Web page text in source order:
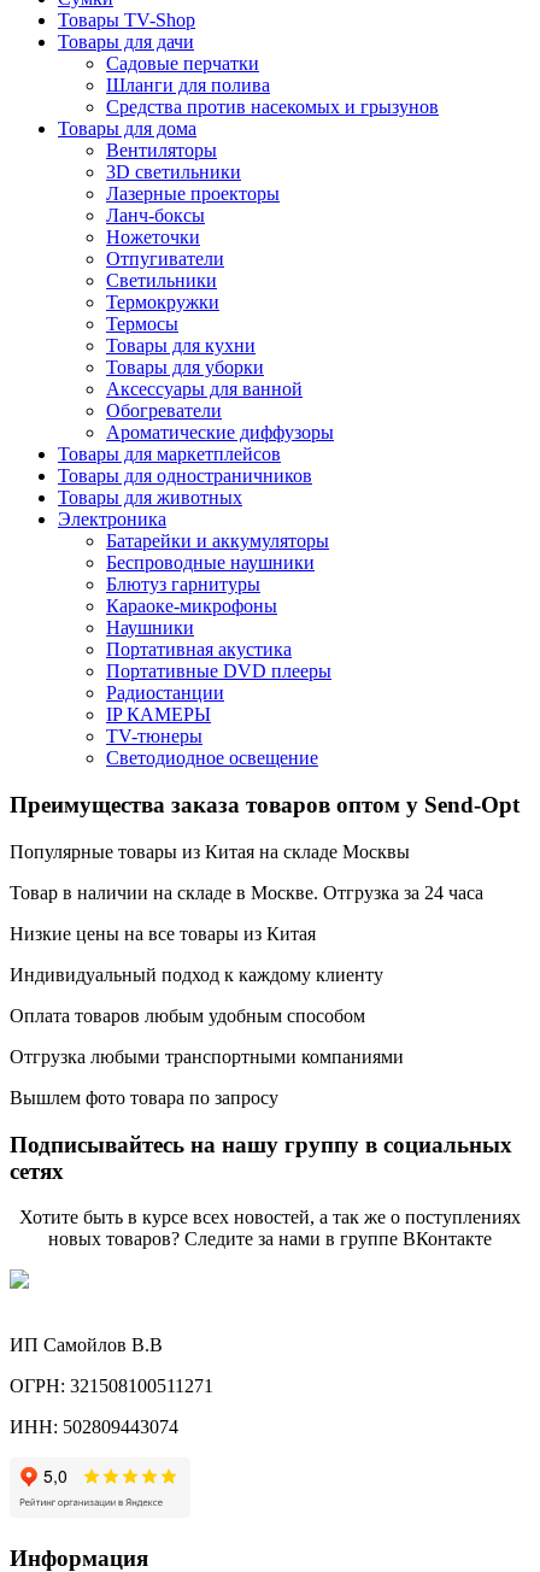
Товары TV-Shop
Товары для дачи
Садовые перчатки
Шланги для полива
Средства против насекомых и грызунов
Товары для дома
Вентиляторы
3D светильники
Лазерные проекторы
Ланч-боксы
Ножеточки
Отпугиватели
Светильники
Термокружки
Термосы
Товары для кухни
Товары для уборки
Аксессуары для ванной
Обогреватели
Ароматические диффузоры
Товары для маркетплейсов
Товары для одностраничников
Товары для животных
Электроника
Батарейки и аккумуляторы
Беспроводные наушники
Блютуз гарнитуры
Караоке-микрофоны
Наушники
Портативная акустика
Портативные DVD плееры
Радиостанции
IP КАМЕРЫ
TV-тюнеры
Светодиодное освещение
Преимущества заказа товаров оптом у Send-Opt
Популярные товары из Китая на складе Москвы
Товар в наличии на складе в Москве. Отгрузка за 24 часа
Низкие цены на все товары из Китая
Индивидуальный подход к каждому клиенту
Оплата товаров любым удобным способом
Отгрузка любыми транспортными компаниями
Вышлем фото товара по запросу
Подписывайтесь на нашу группу в социальных
сетях
Хотите быть в курсе всех новостей, а так же о поступлениях
новых товаров? Следите за нами в группе ВКонтакте
ИП Самойлов В.В
ОГРН: 321508100511271
ИНН: 502809443074
Информация